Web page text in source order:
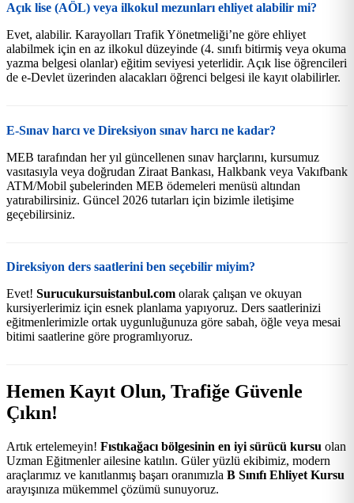
Açık lise (AÖL) veya ilkokul mezunları ehliyet alabilir mi?
Evet, alabilir. Karayolları Trafik Yönetmeliği’ne göre ehliyet
alabilmek için en az ilkokul düzeyinde (4. sınıfı bitirmiş veya okuma
yazma belgesi olanlar) eğitim seviyesi yeterlidir. Açık lise öğrencileri
de e-Devlet üzerinden alacakları öğrenci belgesi ile kayıt olabilirler.
E-Sınav harcı ve Direksiyon sınav harcı ne kadar?
MEB tarafından her yıl güncellenen sınav harçlarını, kursumuz
vasıtasıyla veya doğrudan Ziraat Bankası, Halkbank veya Vakıfbank
ATM/Mobil şubelerinden MEB ödemeleri menüsü altından
yatırabilirsiniz. Güncel 2026 tutarları için bizimle iletişime
geçebilirsiniz.
Direksiyon ders saatlerini ben seçebilir miyim?
Evet! Surucukursuistanbul.com olarak çalışan ve okuyan
kursiyerlerimiz için esnek planlama yapıyoruz. Ders saatlerinizi
eğitmenlerimizle ortak uygunluğunuza göre sabah, öğle veya mesai
bitimi saatlerine göre programlıyoruz.
Hemen Kayıt Olun, Trafiğe Güvenle
Çıkın!
Artık ertelemeyin! Fıstıkağacı bölgesinin en iyi sürücü kursu olan
Uzman Eğitmenler ailesine katılın. Güler yüzlü ekibimiz, modern
araçlarımız ve kanıtlanmış başarı oranımızla B Sınıfı Ehliyet Kursu
arayışınıza mükemmel çözümü sunuyoruz.